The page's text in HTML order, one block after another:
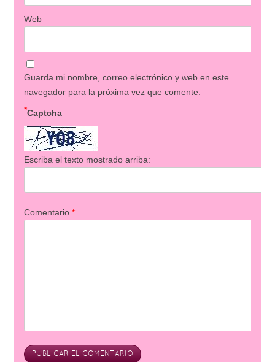
Web
Guarda mi nombre, correo electrónico y web en este
navegador para la próxima vez que comente.
Captcha
*
Escriba el texto mostrado arriba:
Comentario *